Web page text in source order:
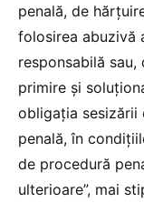
penală, de
folosirea abuzivă
responsabilă
primire şi
obligaţia sesizării
penală, în
de procedură
ulterioare”, mai